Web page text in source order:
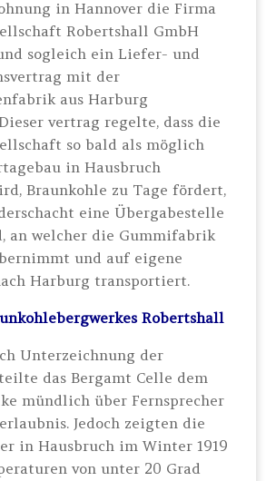
in Hannover die Firma
Robertshall GmbH
sogleich ein Liefer- und
mit der
aus Harburg
vertrag regelte, dass die
so bald als möglich
in Hausbruch
Braunkohle zu Tage fördert,
eine Übergabestelle
an welcher die Gummifabrik
und auf eigene
Harburg transportiert.
Robertshall
Unterzeichnung der
das Bergamt Celle dem
mündlich über Fernsprecher
Jedoch zeigten die
in Hausbruch im Winter 1919
von unter 20 Grad